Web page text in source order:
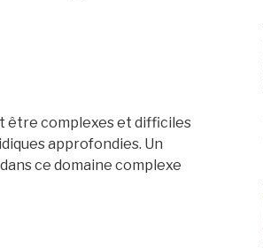
être complexes et difficiles
approfondies. Un
ce domaine complexe